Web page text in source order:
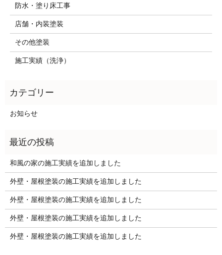
防水・塗り床工事
店舗・内装塗装
その他塗装
施工実績（洗浄）
お知らせ
和風の家の施工実績を追加しました
外壁・屋根塗装の施工実績を追加しました
外壁・屋根塗装の施工実績を追加しました
外壁・屋根塗装の施工実績を追加しました
外壁・屋根塗装の施工実績を追加しました